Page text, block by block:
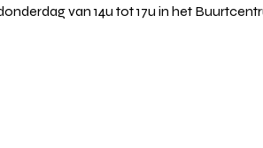
van 14u tot 17u in het